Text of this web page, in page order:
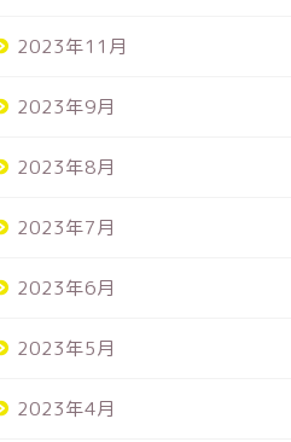
2023年11月
2023年9月
2023年8月
2023年7月
2023年6月
2023年5月
2023年4月